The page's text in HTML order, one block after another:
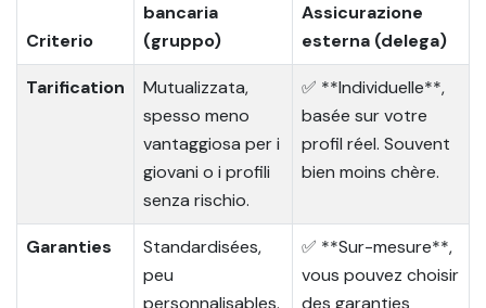
Criterio
bancaria
(gruppo)
Assicurazione
esterna (delega)
Tarification
Mutualizzata,
spesso meno
vantaggiosa per i
giovani o i profili
senza rischio.
✅ **Individuelle**,
basée sur votre
profil réel. Souvent
bien moins chère.
Garanties
Standardisées,
peu
personnalisables.
✅ **Sur-mesure**,
vous pouvez choisir
des garanties